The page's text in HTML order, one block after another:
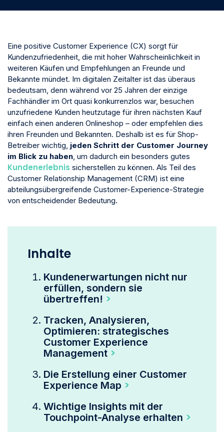
Eine positive Customer Experience (CX) sorgt für
Kundenzufriedenheit, die mit hoher Wahrscheinlichkeit in
weiteren Käufen und Empfehlungen an Freunde und
Bekannte mündet. Im digitalen Zeitalter ist das überaus
bedeutsam, denn während vor 25 Jahren der einzige
Fachhändler im Ort quasi konkurrenzlos war, besuchen
unzufriedene Kunden heutzutage für ihren nächsten Kauf
einfach einen anderen Onlineshop – oder empfehlen dies
ihren Freunden und Bekannten. Deshalb ist es für Shop-
Betreiber wichtig, jeden Schritt der Customer Journey
im Blick zu haben, um dadurch ein besonders gutes
Kundenerlebnis sicherstellen zu können. Als Teil des
Customer Relationship Management (CRM) ist eine
abteilungsübergreifende Customer-Experience-Strategie
von entscheidender Bedeutung.
Inhalte
Kundenerwartungen nicht nur
erfüllen, sondern sie
übertreffen!
Tracken, Analysieren,
Optimieren: strategisches
Customer Experience
Management
Die Erstellung einer Customer
Experience Map
Wichtige Insights mit der
Touchpoint-Analyse erhalten